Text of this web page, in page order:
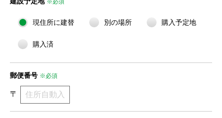
現住所に建替 別の場所 購入予定地
購入済
郵便番号 ※必須
〒